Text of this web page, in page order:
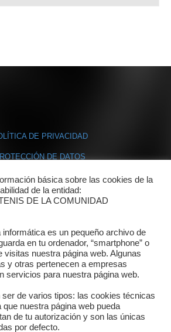
DE PRIVACIDAD
DE DATOS
DE COOKIES
Dónde estamos
departamentos
Horario
Formulario de contacto
básica sobre las cookies de la
de la entidad:
DE LA COMUNIDAD
informática es un pequeño archivo de
en tu ordenador, “smartphone” o
visitas nuestra página web. Algunas
y otras pertenecen a empresas
servicios para nuestra página web.
ser de varios tipos: las cookies técnicas
nuestra página web pueda
de tu autorización y son las únicas
por defecto.